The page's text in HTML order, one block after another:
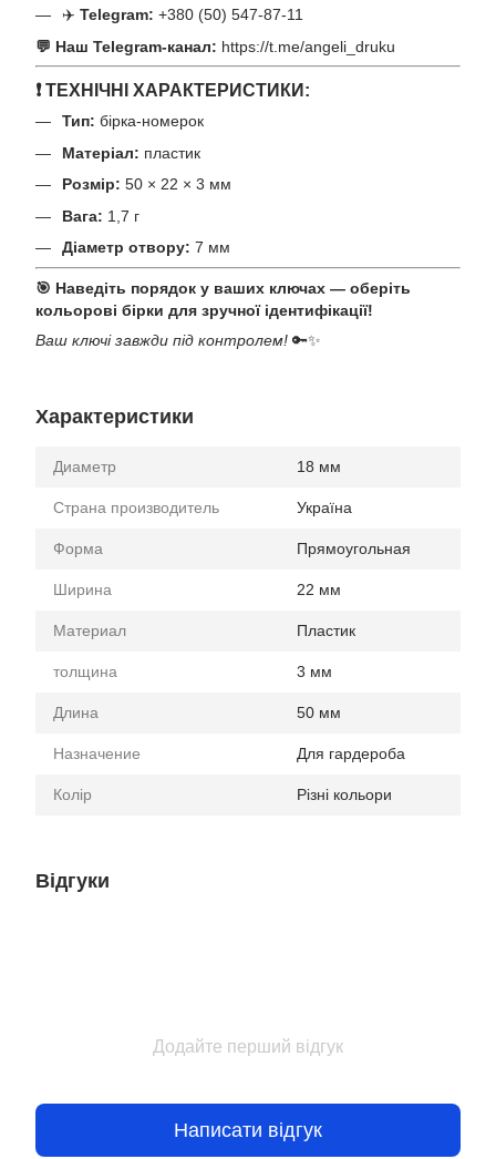
✈️ Telegram: +380 (50) 547-87-11
💬 Наш Telegram-канал: https://t.me/angeli_druku
❗ ТЕХНІЧНІ ХАРАКТЕРИСТИКИ:
Тип: бірка-номерок
Матеріал: пластик
Розмір: 50 × 22 × 3 мм
Вага: 1,7 г
Діаметр отвору: 7 мм
🎯 Наведіть порядок у ваших ключах — оберіть
кольорові бірки для зручної ідентифікації!
Ваш ключі завжди під контролем! 🔑✨
Характеристики
Диаметр 18 мм
Страна производитель Україна
Форма Прямоугольная
Ширина 22 мм
Материал Пластик
толщина 3 мм
Длина 50 мм
Назначение Для гардероба
Колір Різні кольори
Відгуки
Додайте перший відгук
Написати відгук